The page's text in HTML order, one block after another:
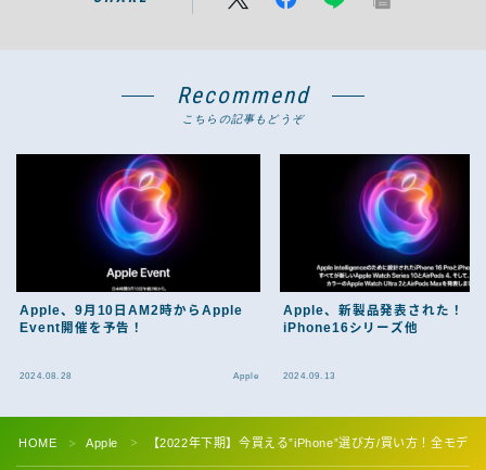
Recommend
こちらの記事もどうぞ
Apple、9月10日AM2時からApple
Event開催を予告！
2024.08.28 Apple
Apple、新製品発表された！
iPhone16シリーズ他
2024.09.13
HOME ＞ Apple ＞ 【2022年下期】今買える”iPhone”選び方/買い方！全モデ